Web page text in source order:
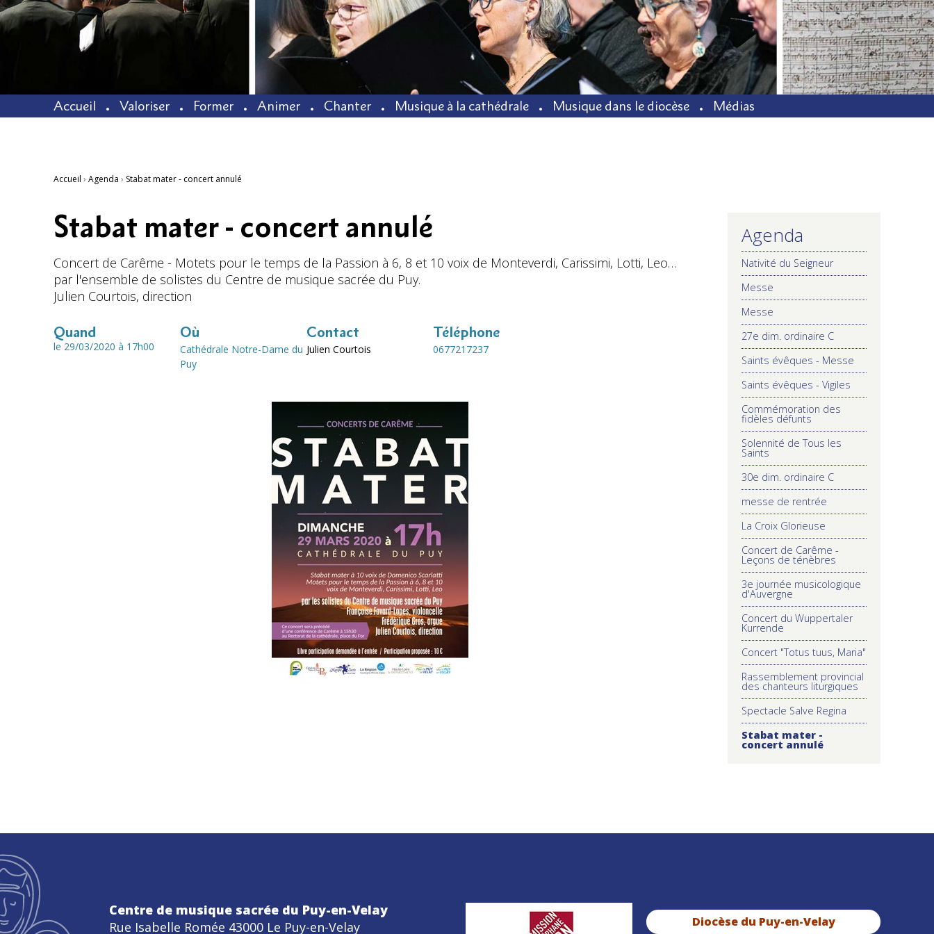
Accueil Valoriser Former Animer Chanter Musique à la cathédrale Musique dans le diocèse Médias
Accueil › Agenda › Stabat mater - concert annulé
NAVIGATION
Agenda
Nativité du Seigneur
Messe
Messe
27e dim. ordinaire C
Saints évêques - Messe
Saints évêques - Vigiles
Commémoration des
fidèles défunts
Solennité de Tous les
Saints
30e dim. ordinaire C
messe de rentrée
La Croix Glorieuse
Concert de Carême -
Leçons de ténèbres
3e journée musicologique
d'Auvergne
Concert du Wuppertaler
Kurrende
Concert "Totus tuus, Maria"
Rassemblement provincial
des chanteurs liturgiques
Spectacle Salve Regina
Stabat mater -
concert annulé
Stabat mater - concert annulé
Concert de Carême - Motets pour le temps de la Passion à 6, 8 et 10 voix de Monteverdi, Carissimi, Lotti, Leo…
par l'ensemble de solistes du Centre de musique sacrée du Puy.
Julien Courtois, direction
Quand
le 29/03/2020 à 17h00
Où
Cathédrale Notre-Dame du
Puy
Contact
Julien Courtois
Téléphone
0677217237
Diocèse du Puy-en-Velay
Centre de musique sacrée du Puy-en-Velay
Rue Isabelle Romée 43000 Le Puy-en-Velay